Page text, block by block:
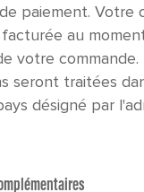
paiement. Votre
au
votre commande.
seront traitées
désigné par